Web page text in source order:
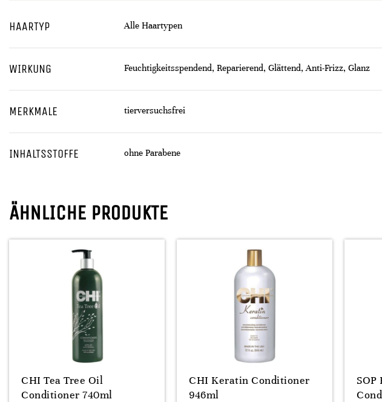
HAARTYP Alle Haartypen
WIRKUNG Feuchtigkeitsspendend, Reparierend, Glättend, Anti-Frizz, Glanz
MERKMALE tierversuchsfrei
INHALTSSTOFFE ohne Parabene
ÄHNLICHE PRODUKTE
CHI Tea Tree Oil
Conditioner 740ml
CHI Keratin Conditioner
946ml